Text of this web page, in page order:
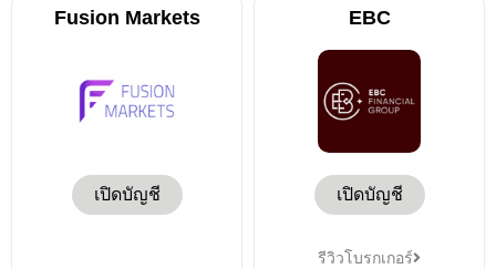
Fusion Markets
เปิดบัญชี
EBC
เปิดบัญชี
รีวิวโบรกเกอร์